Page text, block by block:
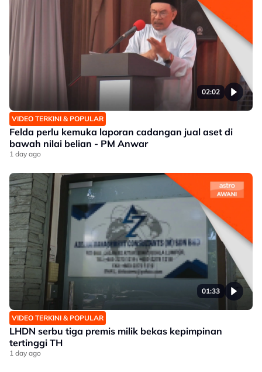
02:02
VIDEO TERKINI & POPULAR
Felda perlu kemuka laporan cadangan jual aset di
bawah nilai belian - PM Anwar
1 day ago
01:33
VIDEO TERKINI & POPULAR
LHDN serbu tiga premis milik bekas kepimpinan
tertinggi TH
1 day ago